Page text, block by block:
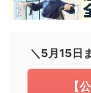
＼5月15日
【